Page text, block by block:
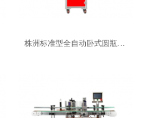
株洲标准型全自动卧式圆瓶贴标机